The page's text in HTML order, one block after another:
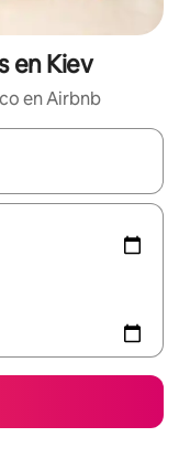
en Kiev
en Airbnb
podrás navegar